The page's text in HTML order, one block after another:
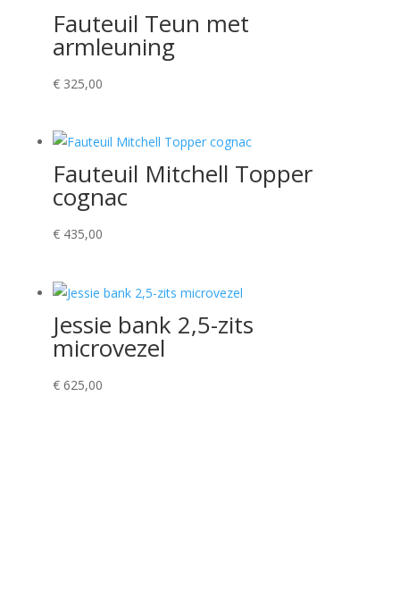
Fauteuil Teun met
armleuning
€325,00
Fauteuil Mitchell Topper
cognac
€435,00
Jessie bank 2,5-zits
microvezel
€625,00